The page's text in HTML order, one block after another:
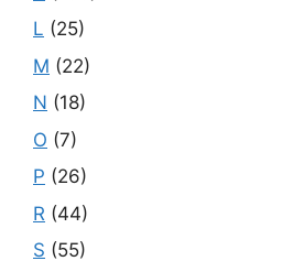
L (25)
M (22)
N (18)
O (7)
P (26)
R (44)
S (55)